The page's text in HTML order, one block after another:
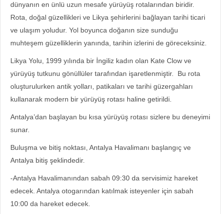
dünyanın en ünlü uzun mesafe yürüyüş rotalarından biridir.
Rota, doğal güzellikleri ve Likya şehirlerini bağlayan tarihi ticari
ve ulaşım yoludur. Yol boyunca doğanın size sunduğu
muhteşem güzelliklerin yanında, tarihin izlerini de göreceksiniz.
Likya Yolu, 1999 yılında bir İngiliz kadın olan Kate Clow ve
yürüyüş tutkunu gönüllüler tarafından işaretlenmiştir. Bu rota
oluşturulurken antik yolları, patikaları ve tarihi güzergahları
kullanarak modern bir yürüyüş rotası haline getirildi.
Antalya’dan başlayan bu kısa yürüyüş rotası sizlere bu deneyimi
sunar.
Buluşma ve bitiş noktası, Antalya Havalimanı başlangıç ve
Antalya bitiş şeklindedir.
-Antalya Havalimanından sabah 09:30 da servisimiz hareket
edecek. Antalya otogarından katılmak isteyenler için sabah
10:00 da hareket edecek.